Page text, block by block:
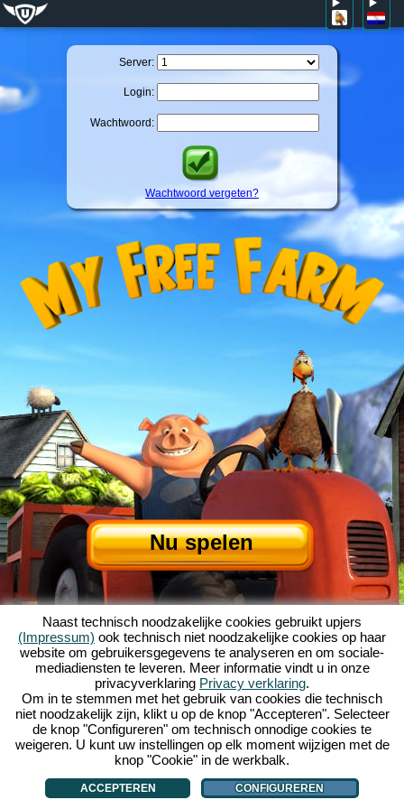
Server:
Login:
Wachtwoord:
Wachtwoord vergeten?
Nu spelen
Over My Free Farm|Het verhaal van dit browserspel|De mogelijkheden
AGV|Impressum|Privacybeleid|Regels| Forum|Support|
My Free Farm 2 App |Google Play|App Store|
Browsergames - Upjers.com| Cookies beheren
Naast technisch noodzakelijke cookies gebruikt upjers
(Impressum) ook technisch niet noodzakelijke cookies op haar
website om gebruikersgegevens te analyseren en om sociale-
mediadiensten te leveren. Meer informatie vindt u in onze
privacyverklaring Privacy verklaring.
Om in te stemmen met het gebruik van cookies die technisch
niet noodzakelijk zijn, klikt u op de knop "Accepteren". Selecteer
de knop "Configureren" om technisch onnodige cookies te
weigeren. U kunt uw instellingen op elk moment wijzigen met de
knop "Cookie" in de werkbalk.
ACCEPTEREN CONFIGUREREN